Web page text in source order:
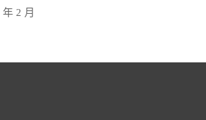
年 2 月